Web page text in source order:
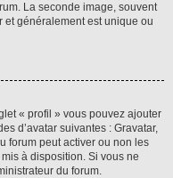
La seconde image, souvent
et généralement est unique ou
« profil » vous pouvez ajouter
d’avatar suivantes : Gravatar,
forum peut activer ou non les
à disposition. Si vous ne
du forum.